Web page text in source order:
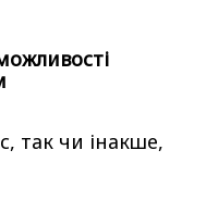
так чи інакше,